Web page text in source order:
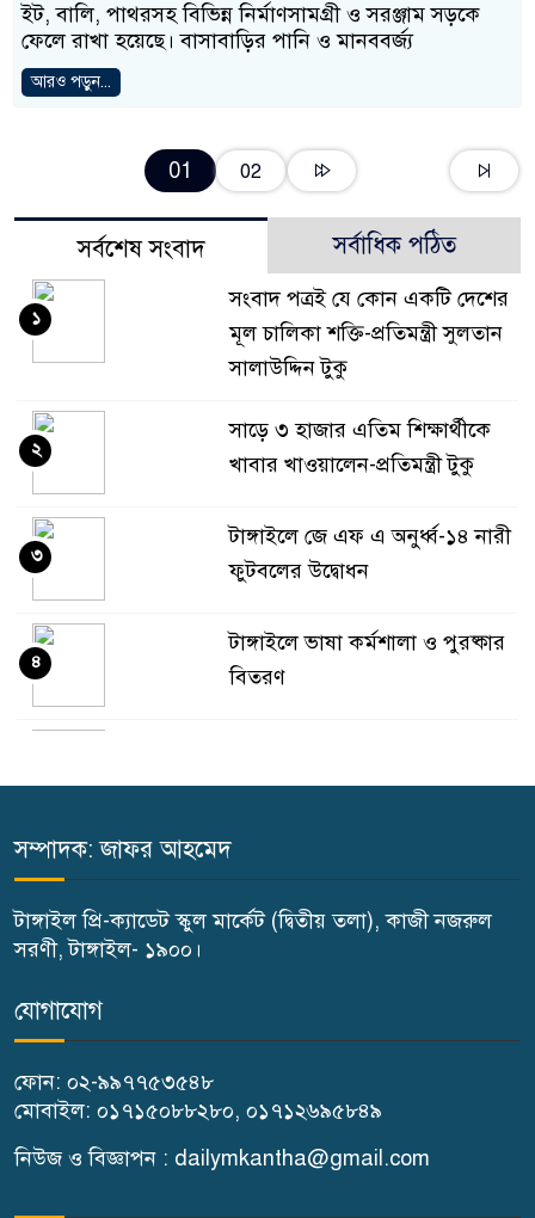
ইট, বালি, পাথরসহ বিভিন্ন নির্মাণসামগ্রী ও সরঞ্জাম সড়কে
ফেলে রাখা হয়েছে। বাসাবাড়ির পানি ও মানববর্জ্য
আরও পড়ুন...
01 02
সর্বশেষ সংবাদ সর্বাধিক পঠিত
সংবাদ পত্রই যে কোন একটি দেশের
মূল চালিকা শক্তি-প্রতিমন্ত্রী সুলতান
সালাউদ্দিন টুকু
১
সাড়ে ৩ হাজার এতিম শিক্ষার্থীকে
খাবার খাওয়ালেন-প্রতিমন্ত্রী টুকু
২
টাঙ্গাইলে জে এফ এ অনুর্ধ্ব-১৪ নারী
ফুটবলের উদ্বোধন
৩
টাঙ্গাইলে ভাষা কর্মশালা ও পুরষ্কার
বিতরণ
৪
পরিবারকে অনুদান ও সম্মাননা
কালিহাতীতে নতুন সেতু নির্মাণের
ভিত্তিপ্রস্তর স্থাপন
৭
বাবা-ছেলের কারাদণ্ড
৮
সম্পাদক: জাফর আহমেদ
টাঙ্গাইল প্রি-ক্যাডেট স্কুল মার্কেট (দ্বিতীয় তলা), কাজী নজরুল
সরণী, টাঙ্গাইল- ১৯০০।
যোগাযোগ
ফোন: ০২-৯৯৭৭৫৩৫৪৮
মোবাইল: ০১৭১৫০৮৮২৮০, ০১৭১২৬৯৫৮৪৯
নিউজ ও বিজ্ঞাপন : dailymkantha@gmail.com